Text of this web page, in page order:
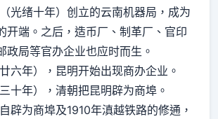
光绪十年）创立的云南机器局，成为
开端。之后，造币厂、制革厂、官印
政局等官办企业也应时而生。
六年），昆明开始出现商办企业。
十年），清朝把昆明辟为商埠。
辟为商埠及1910年滇越铁路的修通，